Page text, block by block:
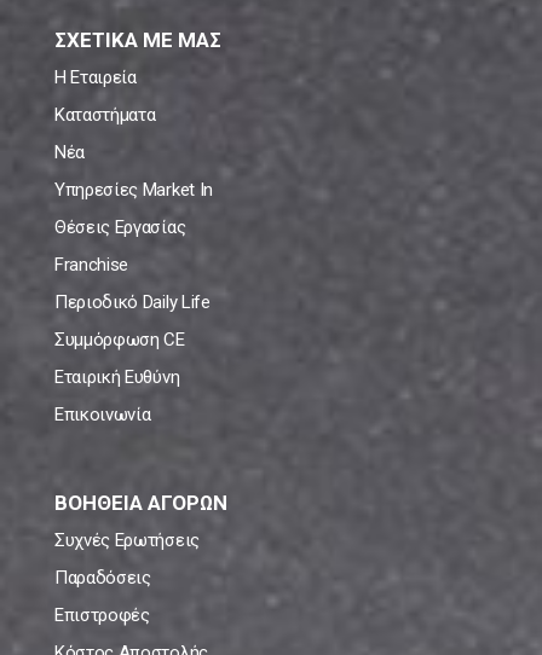
ΣΧΕΤΙΚΑ ΜΕ ΜΑΣ
Η Εταιρεία
Καταστήματα
Νέα
Υπηρεσίες Market In
Θέσεις Εργασίας
Franchise
Περιοδικό Daily Life
Συμμόρφωση CE
Εταιρική Ευθύνη
Επικοινωνία
ΒΟΗΘΕΙΑ ΑΓΟΡΩΝ
Συχνές Ερωτήσεις
Παραδόσεις
Επιστροφές